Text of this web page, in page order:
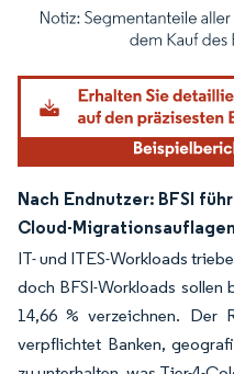
Bild © Mordor Intelligence.
Nach Endnutzer: BFSI
Cloud-
IT- und ITES-Workloads
doch BFSI-Workloads sollen
14,66 % verzeichnen. Der
verpflichtet Banken,